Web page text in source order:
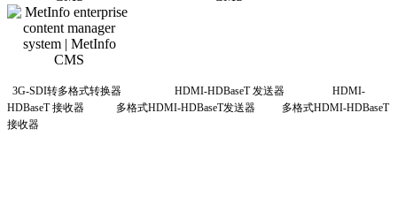
3G-SDI转多格式转换器 HDMI-HDBaseT 发送器 HDMI-
HDBaseT 接收器 多格式HDMI-HDBaseT发送器 多格式HDMI-HDBaseT
接收器